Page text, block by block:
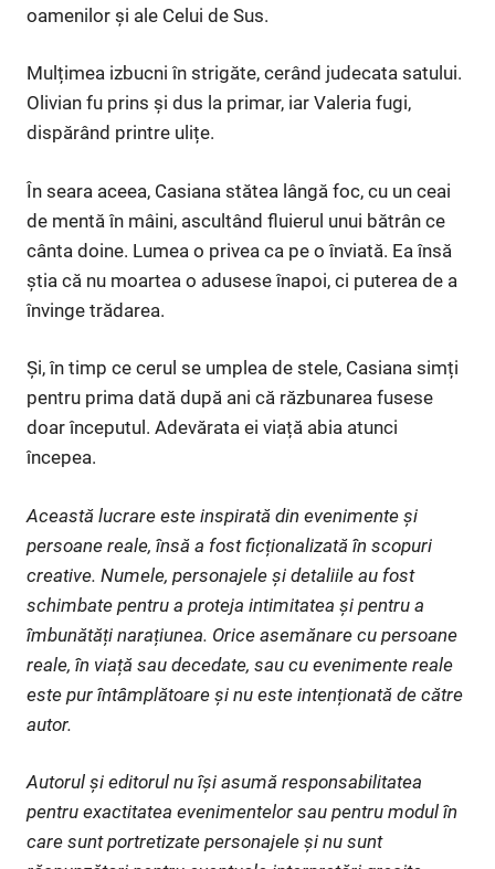
oamenilor și ale Celui de Sus.
Mulțimea izbucni în strigăte, cerând judecata satului.
Olivian fu prins și dus la primar, iar Valeria fugi,
dispărând printre ulițe.
În seara aceea, Casiana stătea lângă foc, cu un ceai
de mentă în mâini, ascultând fluierul unui bătrân ce
cânta doine. Lumea o privea ca pe o înviată. Ea însă
știa că nu moartea o adusese înapoi, ci puterea de a
învinge trădarea.
Și, în timp ce cerul se umplea de stele, Casiana simți
pentru prima dată după ani că răzbunarea fusese
doar începutul. Adevărata ei viață abia atunci
începea.
Această lucrare este inspirată din evenimente și
persoane reale, însă a fost ficționalizată în scopuri
creative. Numele, personajele și detaliile au fost
schimbate pentru a proteja intimitatea și pentru a
îmbunătăți narațiunea. Orice asemănare cu persoane
reale, în viață sau decedate, sau cu evenimente reale
este pur întâmplătoare și nu este intenționată de către
autor.
Autorul și editorul nu își asumă responsabilitatea
pentru exactitatea evenimentelor sau pentru modul în
care sunt portretizate personajele și nu sunt